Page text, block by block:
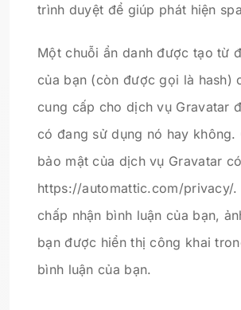
trình duyệt để giúp phát hiện
Một chuỗi ẩn danh được tạo từ
của bạn (còn được gọi là hash)
cung cấp cho dịch vụ Gravatar
có đang sử dụng nó hay không.
bảo mật của dịch vụ Gravatar
https://automattic.com/privacy/.
chấp nhận bình luận của bạn,
bạn được hiển thị công khai
bình luận của bạn.